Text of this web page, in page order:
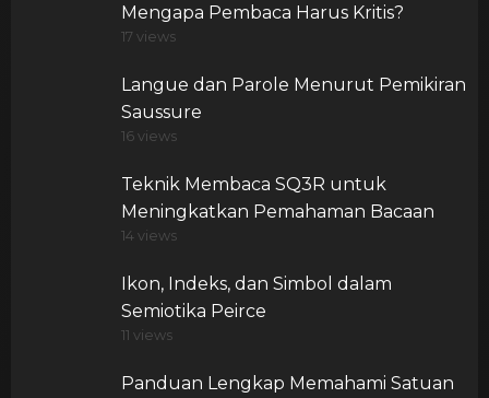
Mengapa Pembaca Harus Kritis?
17 views
Langue dan Parole Menurut Pemikiran
Saussure
16 views
Teknik Membaca SQ3R untuk
Meningkatkan Pemahaman Bacaan
14 views
Ikon, Indeks, dan Simbol dalam
Semiotika Peirce
11 views
Panduan Lengkap Memahami Satuan